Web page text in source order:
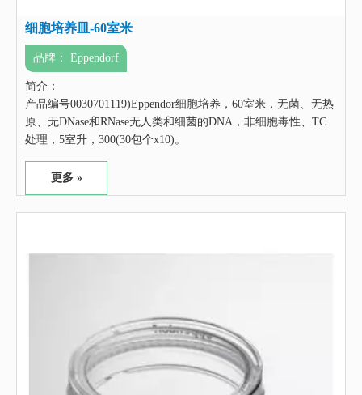
细胞培养皿-60室米
品牌： Eppendorf
简介：
产品编号0030701119)Eppendor细胞培养，60室米，无菌、无热
原、无DNase和RNase无人类和细菌的DNA，非细胞毒性、TC
处理，5室升，300(30包个x10)。
更多 »